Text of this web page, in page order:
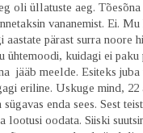
oli üllatuste aeg.
vananemist. Ei.
pärast surra noore
ühtemoodi, kuidagi ei paku
jääb meelde. Esiteks
eriline. Uskuge mind, 22
sügavas enda sees. Sest
lootusi oodata. Siiski